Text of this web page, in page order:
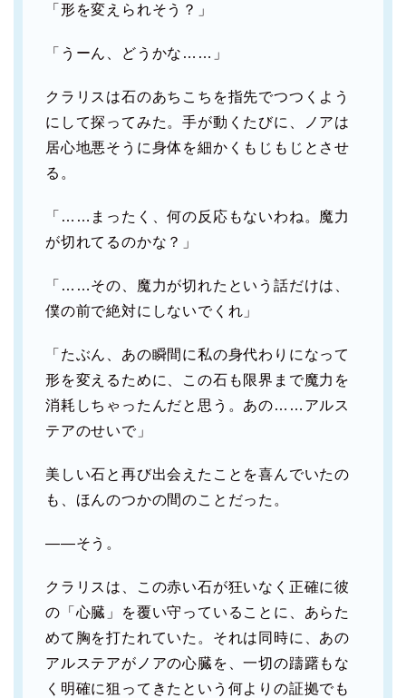
「形を変えられそう？」
「うーん、どうかな……」
クラリスは石のあちこちを指先でつつくよう
にして探ってみた。手が動くたびに、ノアは
居心地悪そうに身体を細かくもじもじとさせ
る。
「……まったく、何の反応もないわね。魔力
が切れてるのかな？」
「……その、魔力が切れたという話だけは、
僕の前で絶対にしないでくれ」
「たぶん、あの瞬間に私の身代わりになって
形を変えるために、この石も限界まで魔力を
消耗しちゃったんだと思う。あの……アルス
テアのせいで」
美しい石と再び出会えたことを喜んでいたの
も、ほんのつかの間のことだった。
――そう。
クラリスは、この赤い石が狂いなく正確に彼
の「心臓」を覆い守っていることに、あらた
めて胸を打たれていた。それは同時に、あの
アルステアがノアの心臓を、一切の躊躇もな
く明確に狙ってきたという何よりの証拠でも